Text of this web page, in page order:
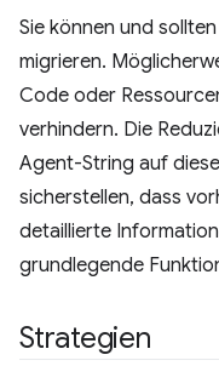
Sie können und
migrieren.
Code oder
verhindern. Die
Agent-String auf
sicherstellen, dass
detaillierte
grundlegende
Strategien